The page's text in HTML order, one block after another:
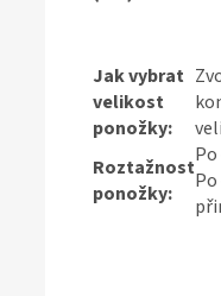
Jak vybrat
velikost
ponožky:
Roztažnost
ponožky: